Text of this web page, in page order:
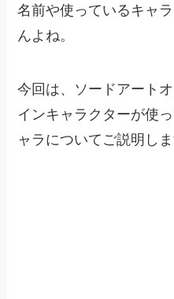
名前や使っているキャ
んよね。
今回は、ソードアート
インキャラクターが使
ャラについてご説明しま